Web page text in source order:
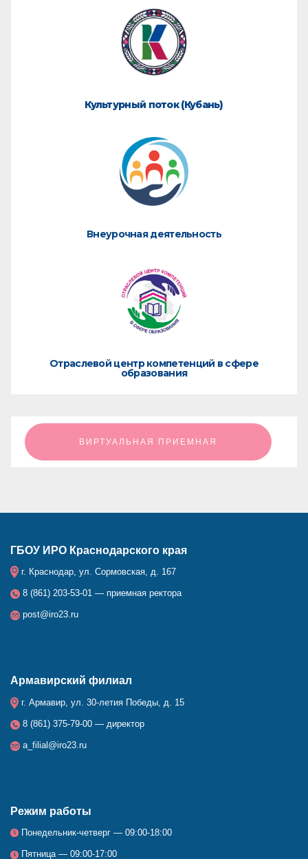
Культурный поток (Кубань)
Внеурочная деятельность
Отраслевой центр компетенций в сфере
образования
ㅤㅤㅤㅤㅤㅤㅤㅤㅤВИРТУАЛЬНАЯ ПРИЕМНАЯㅤㅤㅤㅤㅤㅤㅤㅤㅤ
ГБОУ ИРО Краснодарского края
г. Краснодар, ул. Сормовская, д. 167
8 (861) 203-53-01 — приемная ректора
post@iro23.ru
Армавирский филиал
г. Армавир, ул. 30-летия Победы, д. 15
8 (861) 375-79-00 — директор
a_filial@iro23.ru
Режим работы
Понедельник-четверг — 09:00-18:00
Пятница — 09:00-17:00